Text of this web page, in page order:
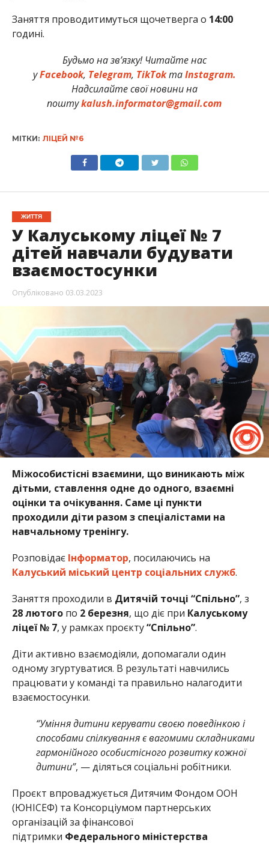
Заняття проводитимуться щочетверга о 14:00
годині.
Будьмо на зв’язку! Читайте нас
уFacebook, Telegram, TikTokтаInstagram.
Надсилайте свої новини на
поштуkalush.informator@gmail.com
МІТКИ: ЛІЦЕЙ №6
ЖИТТЯ
У Калуському ліцеї № 7
дітей навчали будувати
взаємостосунки
Опубліковано 03.03.2023
Міжособистісні взаємини, що виникають між
дітьми, ставлення одне до одного, взаємні
оцінки та очікування. Саме ці пункти
проходили діти разом з спеціалістами на
навчальному тренінгу.
Розповідає Інформатор, посилаючись на
Калуський міський центр соціальних служб.
Заняття проходили в Дитячій точці “Спільно”, з
28 лютогопо 2 березня, що діє при Калуському
ліцеї № 7, у рамках проєкту“Спільно”.
Діти активно взаємодіяли, допомагали один
одному згуртуватися. В результаті навчились
працювати у команді та правильно налагодити
взаємостосунки.
“Уміння дитини керувати своєю поведінкою і
способами спілкування є вагомими складниками
гармонійного особистісного розвитку кожної
дитини”, — діляться соціальні робітники.
Проєкт впроваджується Дитячим Фондом ООН
(ЮНІСЕФ) та Консорціумом партнерських
організацій за фінансової
підтримки Федерального міністерства